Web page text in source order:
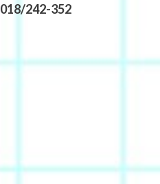
018/242-352